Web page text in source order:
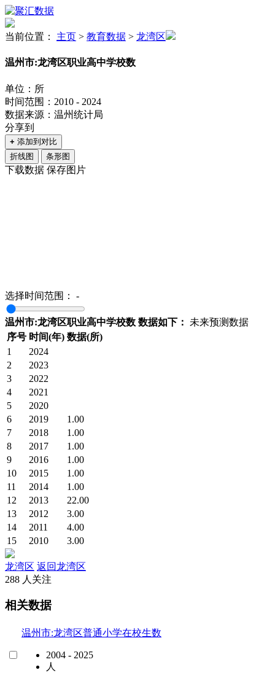
当前位置： 主页 > 教育数据 > 龙湾区
温州市:龙湾区职业高中学校数
单位：所
时间范围：2010 - 2024
数据来源：温州统计局
分享到
+ 添加到对比
折线图
条形图
下载数据 保存图片
选择时间范围： -
温州市:龙湾区职业高中学校数 数据如下：
未来预测数据
序号 时间(年) 数据(所)
1
2024
2
2023
3
2022
4
2021
5
2020
6
2019
1.00
7
2018
1.00
8
2017
1.00
9
2016
1.00
10
2015
1.00
11
2014
1.00
12
2013
22.00
13
2012
3.00
14
2011
4.00
15
2010 3.00
龙湾区 返回龙湾区
288 人关注
相关数据
温州市:龙湾区普通小学在校生数
2004 - 2025
人